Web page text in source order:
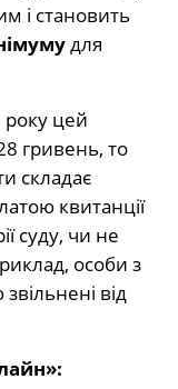
і становить
для
року цей
гривень, то
складає
квитанції
суду, чи не
особи з
від